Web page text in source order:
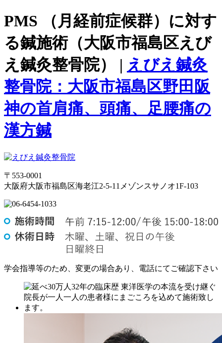
PMS （月経前症候群）に対す
る鍼施術（大阪市福島区えび
え鍼灸整骨院） | えびえ鍼灸
整骨院：大阪市福島区野田阪
神の首肩痛、頭痛、足腰痛の
漢方鍼
〒553-0001
大阪府大阪市福島区海老江2-5-11メゾンスサノオ1F-103
学会指導等のため、変更の場合あり、電話にてご確認下さい